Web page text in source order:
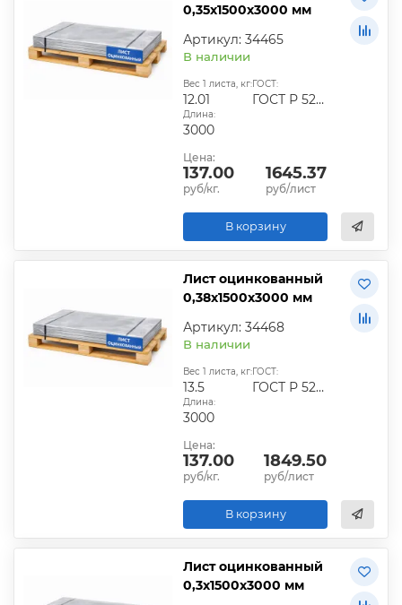
0,35х1500х3000 мм
Артикул: 34465
В наличии
Вес 1 листа, кг:
12.01
ГОСТ:
ГОСТ Р 52246-2016
Длина:
3000
Цена:
137.00
руб/кг.
1645.37
руб/лист
В корзину
Лист оцинкованный
0,38х1500х3000 мм
Артикул: 34468
В наличии
Вес 1 листа, кг:
13.5
ГОСТ:
ГОСТ Р 52246-2016
Длина:
3000
Цена:
137.00
руб/кг.
1849.50
руб/лист
В корзину
Лист оцинкованный
0,3х1500х3000 мм